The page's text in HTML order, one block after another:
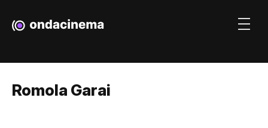
Romola Garai